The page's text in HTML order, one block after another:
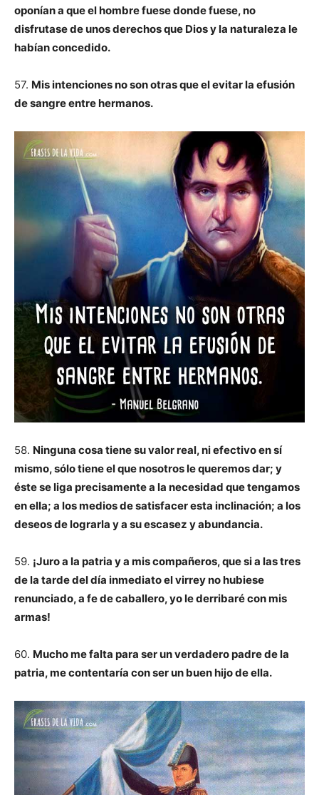
oponían a que el hombre fuese donde fuese, no
disfrutase de unos derechos que Dios y la naturaleza le
habían concedido.
57. Mis intenciones no son otras que el evitar la efusión
de sangre entre hermanos.
58. Ninguna cosa tiene su valor real, ni efectivo en sí
mismo, sólo tiene el que nosotros le queremos dar; y
éste se liga precisamente a la necesidad que tengamos
en ella; a los medios de satisfacer esta inclinación; a los
deseos de lograrla y a su escasez y abundancia.
59. ¡Juro a la patria y a mis compañeros, que si a las tres
de la tarde del día inmediato el virrey no hubiese
renunciado, a fe de caballero, yo le derribaré con mis
armas!
60. Mucho me falta para ser un verdadero padre de la
patria, me contentaría con ser un buen hijo de ella.